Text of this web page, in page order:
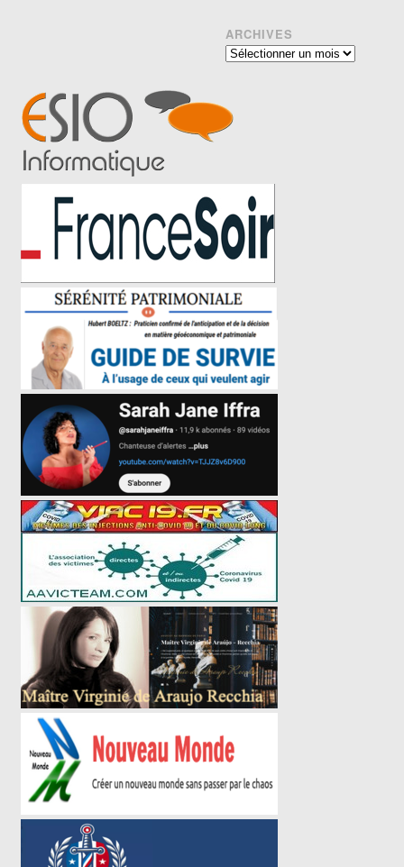
ARCHIVES
Archives